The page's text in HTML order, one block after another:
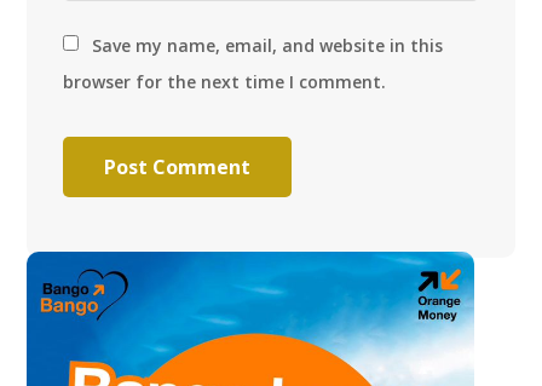
Save my name, email, and website in this
browser for the next time I comment.